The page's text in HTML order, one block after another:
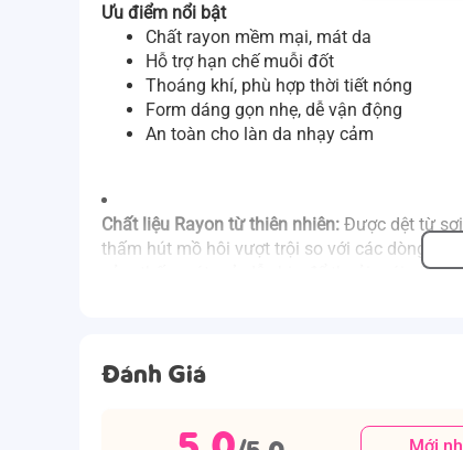
Ưu điểm nổi bật
Chất rayon mềm mại, mát da
Hỗ trợ hạn chế muỗi đốt
Thoáng khí, phù hợp thời tiết nóng
Form dáng gọn nhẹ, dễ vận động
An toàn cho làn da nhạy cảm
Chất liệu Rayon từ thiên nhiên: Được dệt từ
thấm hút mồ hôi vượt trội so với các dòng
cảm thấy mát mẻ, dễ chịu để thoải mái vận
Giảm đáng kể nguy cơ bị muỗi đốt (đã
Đánh Giá